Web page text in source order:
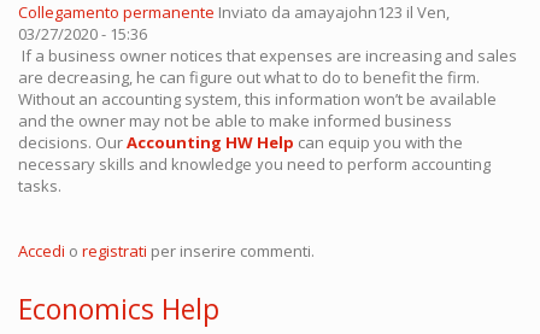
Collegamento permanente Inviato da amayajohn123 il Ven,
03/27/2020 - 15:36
If a business owner notices that expenses are increasing and sales
are decreasing, he can figure out what to do to benefit the firm.
Without an accounting system, this information won’t be available
and the owner may not be able to make informed business
decisions. OurAccounting HW Help can equip you with the
necessary skills and knowledge you need to perform accounting
tasks.
Accedi o registrati per inserire commenti.
Economics Help